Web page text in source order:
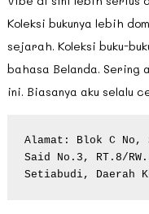
Koleksi bukunya lebih
sejarah. Koleksi buku-
bahasa Belanda. Sering
ini. Biasanya aku selalu
Alamat: Blok C
Said No.3, RT.8/
Setiabudi, Daerah